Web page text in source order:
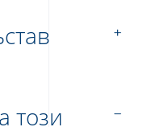
този